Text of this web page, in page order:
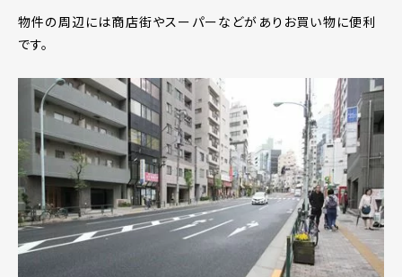
物件の周辺には商店街やスーパーなどがありお買い物に便利
です。